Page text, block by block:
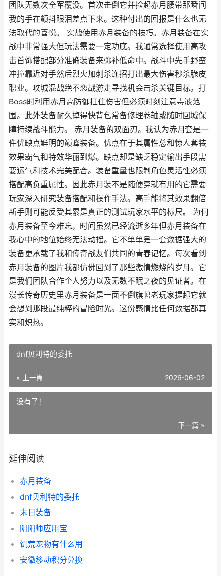
团队无数次全军覆没。首次击倒它并捡起赤月腰带那瞬间
我的手在颤抖眼泪差点下来。这种付出的回报是什么也无
法取代的喜悦。 实战使用赤月装备的技巧。赤月装备在实
战中非常强大但玩法需要一定功底。我通常选择使用高攻
击首饰搭配部分准确装备来弥补低命中。战斗中先手野蛮
冲撞靠近对手然后烈火加刺杀连招打出最大伤害秒杀脆皮
职业。攻城混战绝不恋战游走寻找机会击杀关键目标。打
Boss时利用赤月高防御扛住伤害但必须时刻注意毒液范
围。此外装备耐久掉得快背包常备修理卷轴或随时回城保
障持续战斗能力。 赤月装备的双面刃。我认为赤月套是一
件优缺点鲜明的巅峰装备。优点在于其属性总和惊人套装
效果霸气和特效华丽到爆。缺点却是缺乏稳定输出手段需
要运气和技术完美配合。装备重量也限制角色灵活性必须
搭配高负重属性。因此赤月装不是随便穿就有用的它需要
玩家深入研究装备搭配和操作手法。高手能将其效果翻倍
新手则可能反受其累是真正的测试玩家水平的标尺。 为何
赤月装备至今难忘。时间虽然已经流逝多年但赤月装备在
我心中的地位始终无法动摇。它不单单是一套数据强大的
装备更承载了我和传奇战友们共同的青春记忆。每次看到
赤月装备的图片我都仿佛回到了那些激情燃烧的岁月。它
是我们团队合作个人努力以及无数不眠之夜的见证者。在
漫长传奇历史里赤月装备是一面不倒旗帜老玩家提起它就
会想到那段最纯粹的冒险时光。这份感情比任何数据都真
实和炽热。
dnf贝利特的委托
« 上一篇 2026-06-02
没有了！
下一篇 »
延伸阅读
赤月装备
dnf贝利特的委托
末日装备
阴阳师应用宝
饥荒宠物有什么用
安徽移动积分兑换